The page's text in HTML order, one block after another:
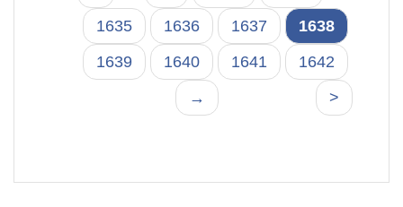
1635
1636 1637
1638
1639
1640 1641
1642
>
→